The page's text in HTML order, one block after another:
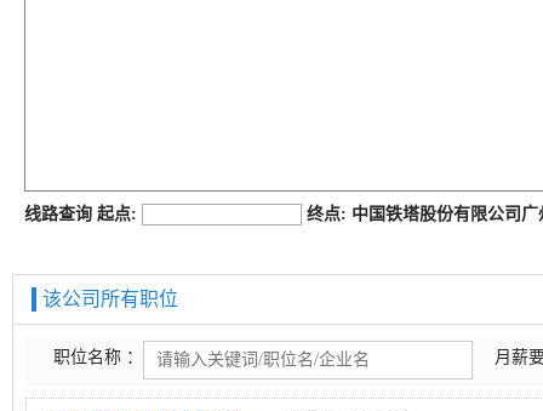
线路查询 起点: 终点: 中国铁塔股份有限公司
该公司所有职位
职位名称 ： 月薪